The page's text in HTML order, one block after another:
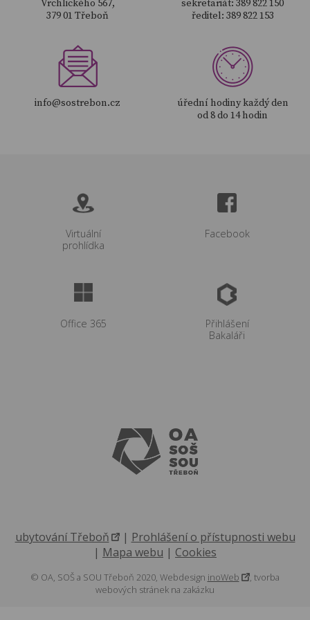
Vrchlického 567,
379 01 Třeboň
sekretariát: 389 822 150
ředitel: 389 822 153
info@sostrebon.cz
úřední hodiny každý den
od 8 do 14 hodin
Virtuální
prohlídka
Facebook
Office 365
Přihlášení
Bakaláři
ubytování Třeboň | Prohlášení o přístupnosti webu
| Mapa webu | Cookies
© OA, SOŠ a SOU Třeboň 2020, Webdesign inoWeb
, tvorba
webových stránek na zakázku